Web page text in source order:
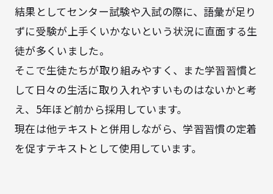
結果としてセンター試験や入試の際に、語彙が足り
ずに受験が上手くいかないという状況に直面する生
徒が多くいました。
そこで生徒たちが取り組みやすく、また学習習慣と
して日々の生活に取り入れやすいものはないかと考
え、5年ほど前から採用しています。
現在は他テキストと併用しながら、学習習慣の定着
を促すテキストとして使用しています。